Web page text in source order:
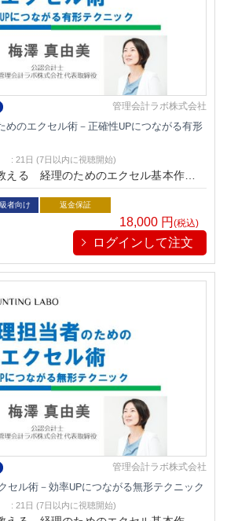
管理会計ラボ株式会社
めのエクセル術－正確性UPにつながる有形
: 21日 (7日以内に視聴開始)
える 経理のためのエクセル基本作法と
税務研究会出版局）」の著者でもお馴染
真由美が「現場」で使える経理のための
用方法として、経理担当者向けに正確性
ニックを解説
者向け 返金保証
18,000 円(税込)
ログインして注文
管理会計ラボ株式会社
セル術－効率UPにつながる無形テクニック
: 21日 (7日以内に視聴開始)